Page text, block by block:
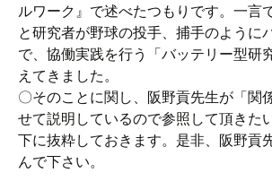
ルワーク』で述べたつもりです。一言
と研究者が野球の投手、捕手のように
で、協働実践を行う「バッテリー型研
えてきました。
〇そのことに関し、阪野貢先生が「関
せて説明しているので参照して頂きた
下に抜粋しておきます。是非、阪野貢
んで下さい。